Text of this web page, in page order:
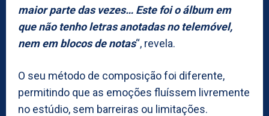
maior parte das vezes… Este foi o álbum em
que não tenho letras anotadas no telemóvel,
nem em blocos de notas“, revela.
O seu método de composição foi diferente,
permitindo que as emoções fluíssem livremente
no estúdio, sem barreiras ou limitações.